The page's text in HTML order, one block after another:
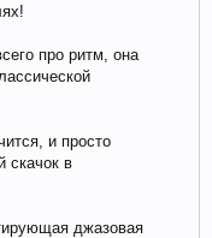
про ритм, она
и просто
скачок в
джазовая